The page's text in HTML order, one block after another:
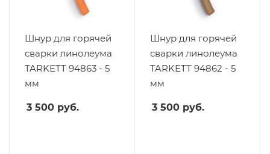
Шнур для горячей
сварки линолеума
TARKETT 94863 - 5
мм
3 500 руб.
Шнур для горячей
сварки линолеума
TARKETT 94862 - 5
мм
3 500 руб.